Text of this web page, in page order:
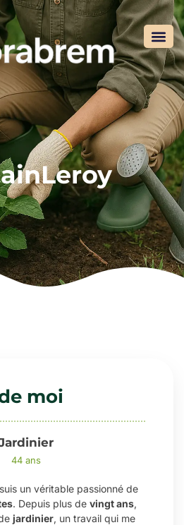
moi
44 ans
un véritable passionné de
. Depuis plus de vingt ans,
jardinier, un travail qui me